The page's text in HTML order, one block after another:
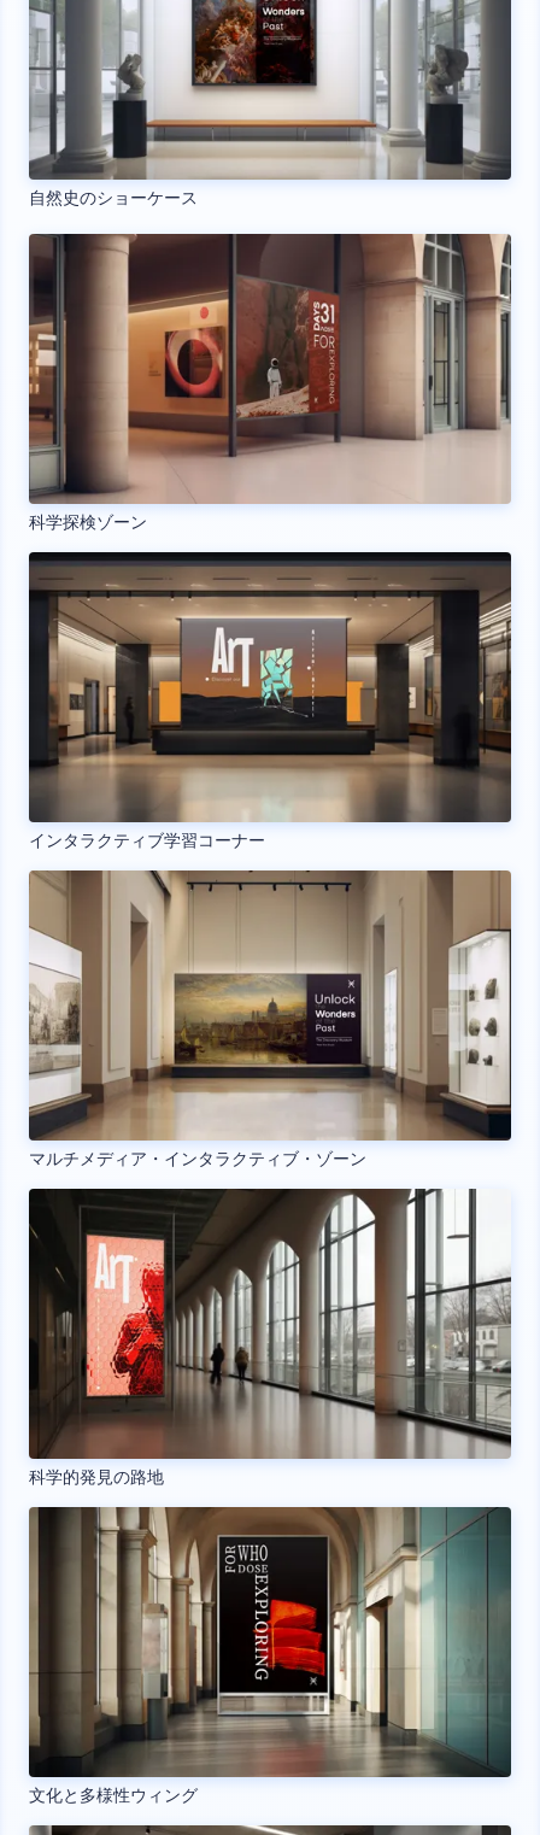
自然史のショーケース
科学探検ゾーン
インタラクティブ学習コーナー
マルチメディア・インタラクティブ・ゾーン
科学的発見の路地
文化と多様性ウィング